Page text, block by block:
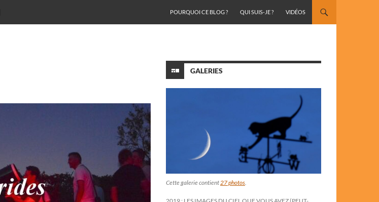
POURQUOI CE BLOG ?
QUI SUIS-JE ? VIDÉOS
GALERIES
Cette galerie contient27 photos.